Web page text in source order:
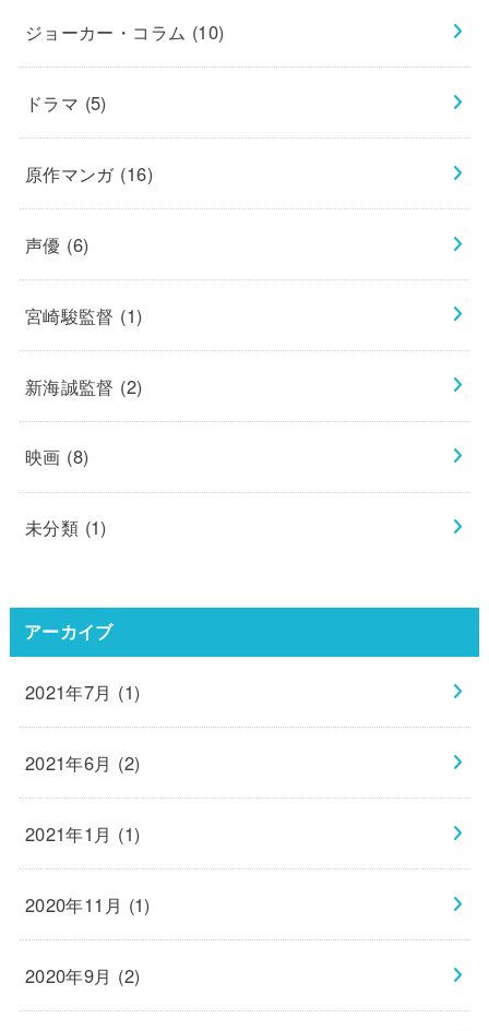
ジョーカー・コラム (10)
ドラマ (5)
原作マンガ (16)
声優 (6)
宮崎駿監督 (1)
新海誠監督 (2)
映画 (8)
未分類 (1)
アーカイブ
2021年7月 (1)
2021年6月 (2)
2021年1月 (1)
2020年11月 (1)
2020年9月 (2)